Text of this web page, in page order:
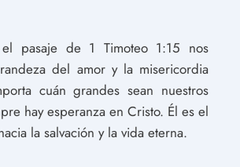
pasaje de 1 Timoteo 1:15 nos
del amor y la misericordia
cuán grandes sean nuestros
hay esperanza en Cristo. Él es el
la salvación y la vida eterna.